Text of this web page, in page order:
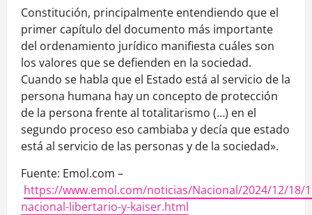
Constitución, principalmente entendiendo que el
primer capítulo del documento más importante
del ordenamiento jurídico manifiesta cuáles son
los valores que se defienden en la sociedad.
Cuando se habla que el Estado está al servicio de la
persona humana hay un concepto de protección
de la persona frente al totalitarismo (…) en el
segundo proceso eso cambiaba y decía que estado
está al servicio de las personas y de la sociedad».
Fuente: Emol.com –
https://www.emol.com/noticias/Nacional/2024/12/18/
nacional-libertario-y-kaiser.html